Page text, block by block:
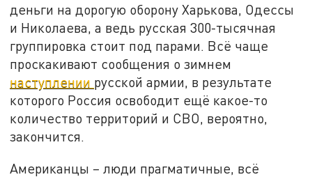
деньги на дорогую оборону Харькова, Одессы
и Николаева, а ведь русская 300-тысячная
группировка стоит под парами. Всё чаще
проскакивают сообщения о зимнем
наступлении русской армии, в результате
которого Россия освободит ещё какое-то
количество территорий и СВО, вероятно,
закончится.
Американцы – люди прагматичные, всё